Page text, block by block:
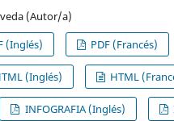
(Autor/a)
(Inglés) PDF (Francés)
(Inglés) HTML
INFOGRAFIA (Inglés)